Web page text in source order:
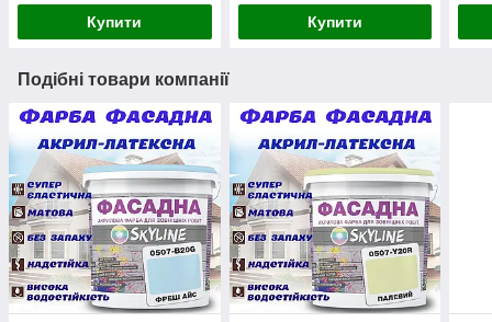
Купити Купити
Подібні товари компанії